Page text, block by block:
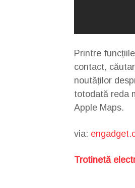
Printre
contact,
noutăților
totodată reda
Apple Maps.
via:
Trotinetă